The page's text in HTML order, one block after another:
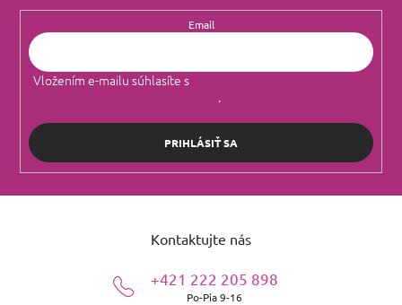
Email
Vložením e-mailu súhlasíte s
.
PRIHLÁSIŤ SA
Kontaktujte nás
+421 222 205 898
Po-Pia 9-16